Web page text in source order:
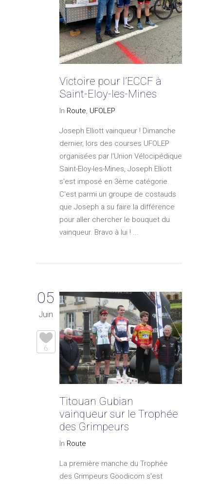
Victoire pour l’ECCF à
Saint-Eloy-les-Mines
In Route, UFOLEP
Joseph Elliott vainqueur ! Dimanche
dernier, lors des courses UFOLEP
organisées par l'Union Vélocipédique
Saint-Eloy-les-Mines, Joseph Elliott
s'est imposé en 3ème catégorie.
C'est parmi un groupe de costauds
que Joseph a su faire la différence
pour aller chercher le bouquet du
vainqueur. Bravo à lui ! ...
05
Juin
6
Titouan Gubian
vainqueur sur le Trophée
des Grimpeurs
In Route
La première manche du Trophée
des Grimpeurs Goodicom s'est